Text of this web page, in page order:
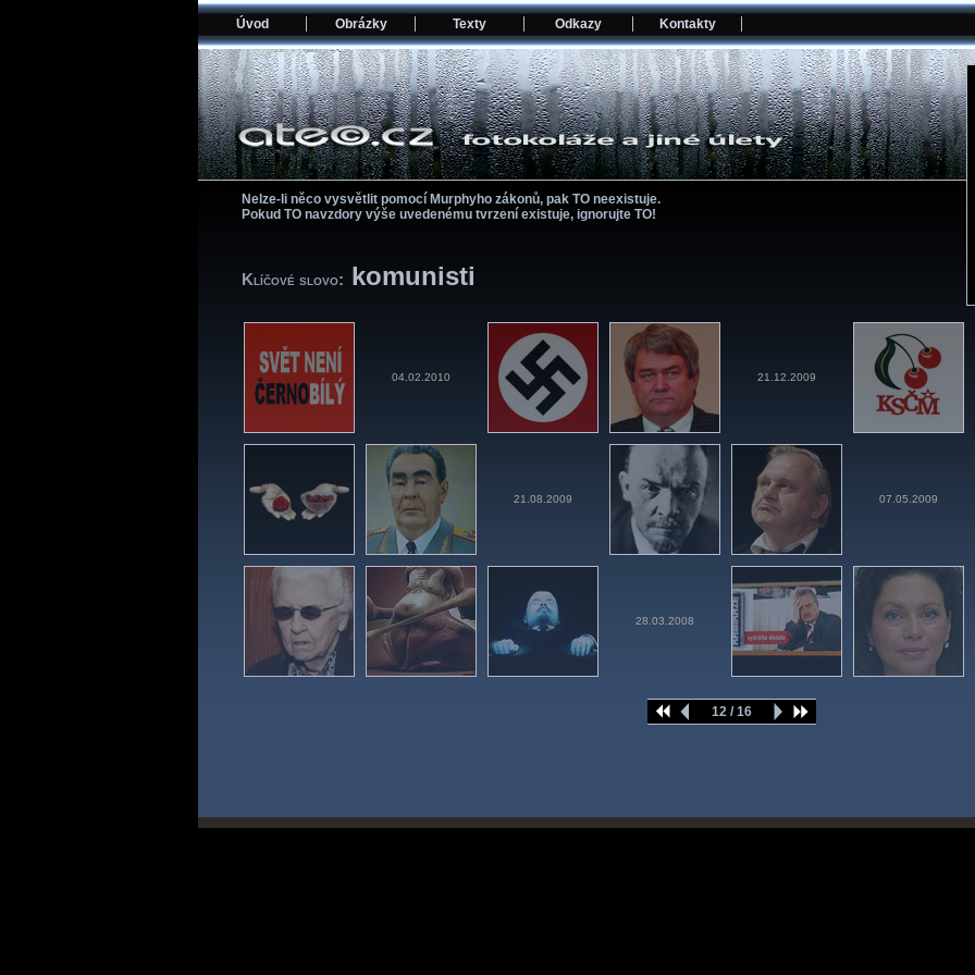
Úvod Obrázky Texty Odkazy Kontakty
Nelze-li něco vysvětlit pomocí­ Murphyho zákonů, pak TO neexistuje.
Pokud TO navzdory výše uvedenému tvrzení­ existuje, ignorujte TO!
Klíčové slovo: komunisti
04.02.2010 21.12.2009
21.08.2009 07.05.2009
28.03.2008
12 / 16